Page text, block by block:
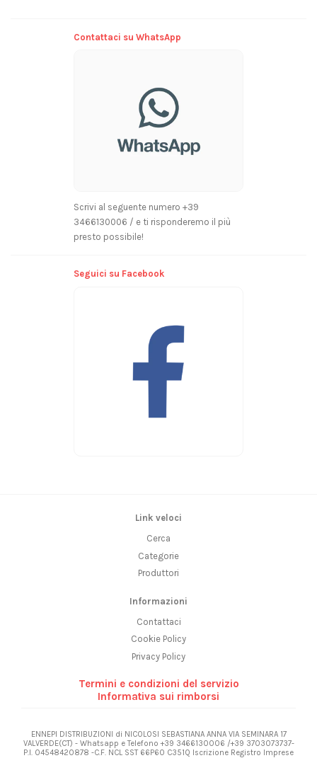
Contattaci su WhatsApp
Scrivi al seguente numero +39
3466130006 / e ti risponderemo il più
presto possibile!
Seguici su Facebook
Link veloci
Cerca
Categorie
Produttori
Informazioni
Contattaci
Cookie Policy
Privacy Policy
Termini e condizioni del servizio
Informativa sui rimborsi
ENNEPI DISTRIBUZIONI di NICOLOSI SEBASTIANA ANNA VIA SEMINARA 17
VALVERDE(CT) - Whatsapp e Telefono +39 3466130006 /+39 3703073737-
P.I. 04548420878 -C.F. NCL SST 66P60 C351Q Iscrizione Registro Imprese